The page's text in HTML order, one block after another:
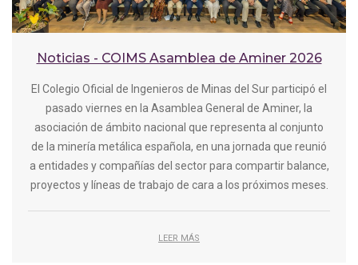
Noticias - COIMS Asamblea de Aminer 2026
El Colegio Oficial de Ingenieros de Minas del Sur participó el
pasado viernes en la Asamblea General de Aminer, la
asociación de ámbito nacional que representa al conjunto
de la minería metálica española, en una jornada que reunió
a entidades y compañías del sector para compartir balance,
proyectos y líneas de trabajo de cara a los próximos meses.
LEER MÁS